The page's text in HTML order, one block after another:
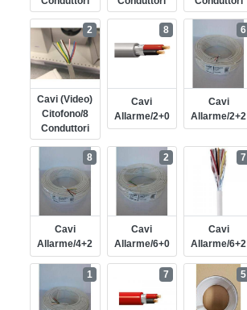
Cavi (video)
Citofono/8
Conduttori
2
Cavi
Allarme/2+0
8
Cavi
Allarme/2+2
6
Cavi
Allarme/4+2
8
Cavi
Allarme/6+0
2
Cavi
Allarme/6+2
7
1 7 5